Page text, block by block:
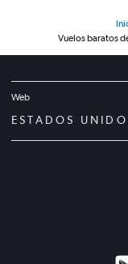
Vuelos baratos
Web
ESTADOS